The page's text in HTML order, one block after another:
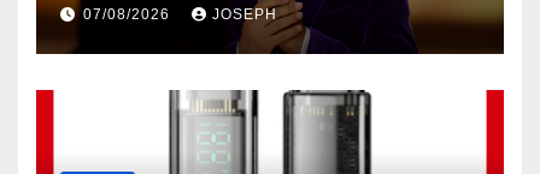
07/08/2026 JOSEPH